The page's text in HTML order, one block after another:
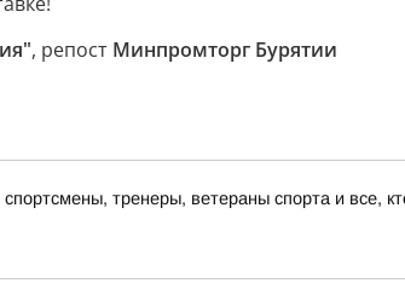
, репост Минпромторг Бурятии
тренеры, ветераны спорта и все,